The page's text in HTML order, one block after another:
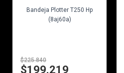
Bandeja Plotter T250 Hp
(8aj60a)
$225.840
$199.219